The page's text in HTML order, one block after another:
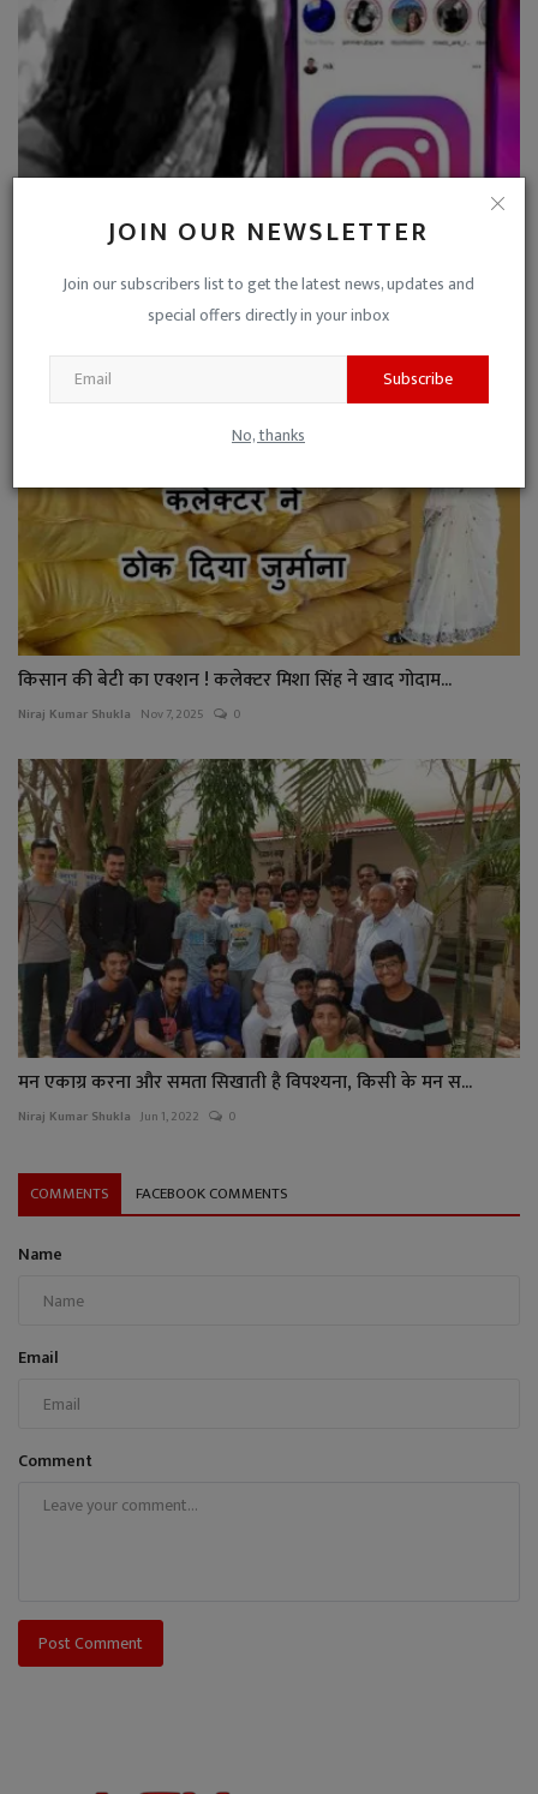
JOIN OUR NEWSLETTER
Join our subscribers list to get the latest news, updates and
special offers directly in your inbox
Subscribe
No, thanks
सावधान ! आपके साथ न हो जाए ऐसा... महिला ने नाम पर बना द...
Apr 2, 2025 0
किसान की बेटी का एक्शन ! कलेक्टर मिशा सिंह ने खाद गोदाम...
Niraj Kumar Shukla Nov 7, 2025 0
मन एकाग्र करना और समता सिखाती है विपश्यना, किसी के मन स...
Niraj Kumar Shukla Jun 1, 2022 0
COMMENTS FACEBOOK COMMENTS
Name
Email
Comment
Post Comment